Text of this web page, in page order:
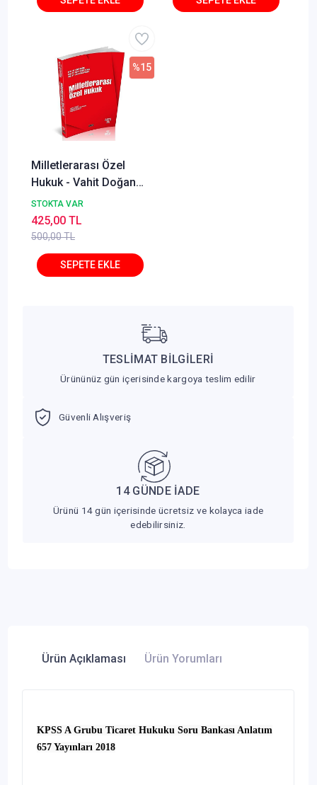
Milletlerarası Özel
Hukuk - Vahit Doğan
Savaş Yayınları
STOKTA VAR
500,00 TL
%15
425,00 TL
TESLİMAT BİLGİLERİ
Ürününüz gün içerisinde kargoya teslim edilir
Güvenli Alışveriş
14 GÜNDE İADE
Ürünü 14 gün içerisinde ücretsiz ve kolayca iade
edebilirsiniz.
Ürün Açıklaması Ürün Yorumları
KPSS A Grubu Ticaret Hukuku Soru Bankası Anlatım
657 Yayınları 2018